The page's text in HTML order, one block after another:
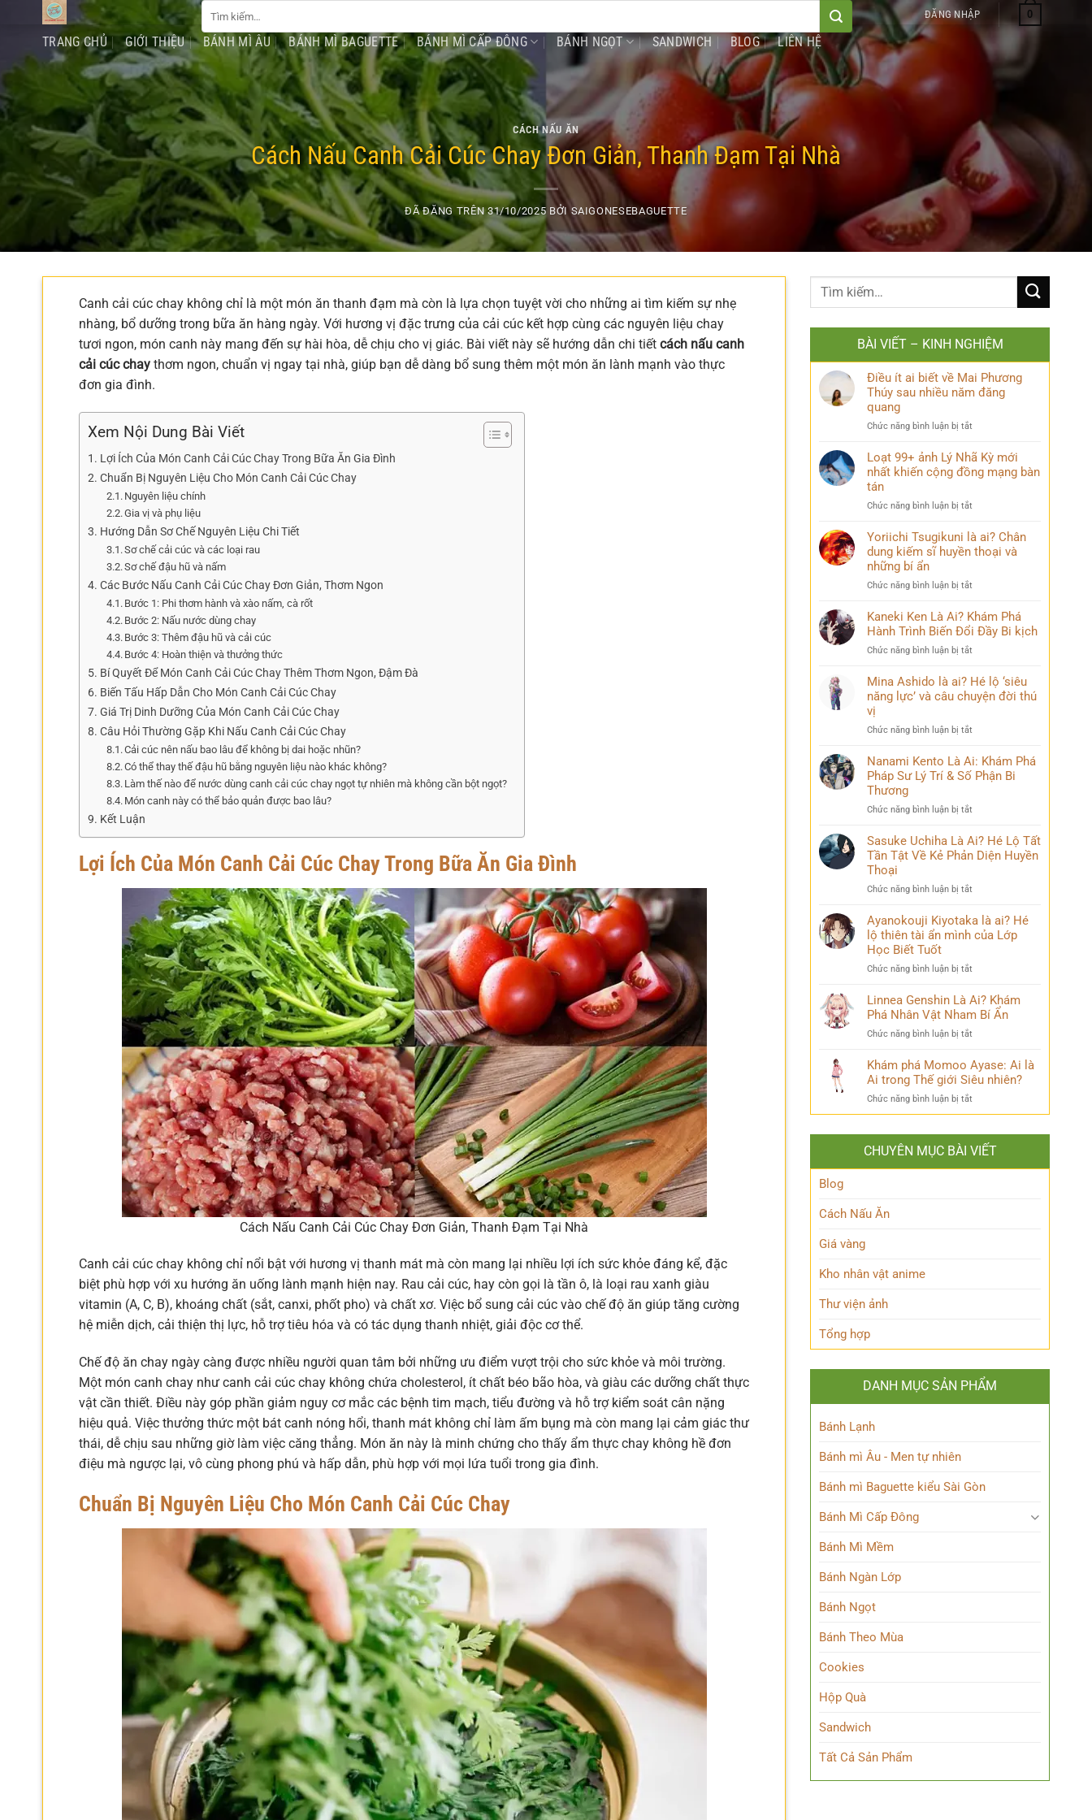
dung
Tìm
kiếm:
ĐĂNG NHẬP 0
TRANG CHỦ GIỚI THIỆU BÁNH MÌ ÂU BÁNH MÌ BAGUETTE BÁNH MÌ CẤP ĐÔNG BÁNH NGỌT SANDWICH BLOG LIÊN HỆ
CÁCH NẤU ĂN
Cách Nấu Canh Cải Cúc Chay Đơn Giản, Thanh Đạm Tại Nhà
ĐÃ ĐĂNG TRÊN31/10/2025 BỞISAIGONESEBAGUETTE
Canh cải cúc chay không chỉ là một món ăn thanh đạm mà còn là lựa chọn tuyệt vời cho những ai tìm kiếm sự nhẹ
nhàng, bổ dưỡng trong bữa ăn hàng ngày. Với hương vị đặc trưng của cải cúc kết hợp cùng các nguyên liệu chay
tươi ngon, món canh này mang đến sự hài hòa, dễ chịu cho vị giác. Bài viết này sẽ hướng dẫn chi tiết cách nấu canh
cải cúc chay thơm ngon, chuẩn vị ngay tại nhà, giúp bạn dễ dàng bổ sung thêm một món ăn lành mạnh vào thực
đơn gia đình.
Xem Nội Dung Bài Viết
Lợi Ích Của Món Canh Cải Cúc Chay Trong Bữa Ăn Gia Đình
Chuẩn Bị Nguyên Liệu Cho Món Canh Cải Cúc Chay
Nguyên liệu chính
Gia vị và phụ liệu
Hướng Dẫn Sơ Chế Nguyên Liệu Chi Tiết
Sơ chế cải cúc và các loại rau
Sơ chế đậu hũ và nấm
Các Bước Nấu Canh Cải Cúc Chay Đơn Giản, Thơm Ngon
Bước 1: Phi thơm hành và xào nấm, cà rốt
Bước 2: Nấu nước dùng chay
Bước 3: Thêm đậu hũ và cải cúc
Bước 4: Hoàn thiện và thưởng thức
Bí Quyết Để Món Canh Cải Cúc Chay Thêm Thơm Ngon, Đậm Đà
Biến Tấu Hấp Dẫn Cho Món Canh Cải Cúc Chay
Giá Trị Dinh Dưỡng Của Món Canh Cải Cúc Chay
Câu Hỏi Thường Gặp Khi Nấu Canh Cải Cúc Chay
Cải cúc nên nấu bao lâu để không bị dai hoặc nhũn?
Có thể thay thế đậu hũ bằng nguyên liệu nào khác không?
Làm thế nào để nước dùng canh cải cúc chay ngọt tự nhiên mà không cần bột ngọt?
Món canh này có thể bảo quản được bao lâu?
Kết Luận
Lợi Ích Của Món Canh Cải Cúc Chay Trong Bữa Ăn Gia Đình
Cách Nấu Canh Cải Cúc Chay Đơn Giản, Thanh Đạm Tại Nhà
Canh cải cúc chay không chỉ nổi bật với hương vị thanh mát mà còn mang lại nhiều lợi ích sức khỏe đáng kể, đặc
biệt phù hợp với xu hướng ăn uống lành mạnh hiện nay. Rau cải cúc, hay còn gọi là tần ô, là loại rau xanh giàu
vitamin (A, C, B), khoáng chất (sắt, canxi, phốt pho) và chất xơ. Việc bổ sung cải cúc vào chế độ ăn giúp tăng cường
hệ miễn dịch, cải thiện thị lực, hỗ trợ tiêu hóa và có tác dụng thanh nhiệt, giải độc cơ thể.
Chế độ ăn chay ngày càng được nhiều người quan tâm bởi những ưu điểm vượt trội cho sức khỏe và môi trường.
Một món canh chay như canh cải cúc chay không chứa cholesterol, ít chất béo bão hòa, và giàu các dưỡng chất thực
vật cần thiết. Điều này góp phần giảm nguy cơ mắc các bệnh tim mạch, tiểu đường và hỗ trợ kiểm soát cân nặng
hiệu quả. Việc thưởng thức một bát canh nóng hổi, thanh mát không chỉ làm ấm bụng mà còn mang lại cảm giác thư
thái, dễ chịu sau những giờ làm việc căng thẳng. Món ăn này là minh chứng cho thấy ẩm thực chay không hề đơn
điệu mà ngược lại, vô cùng phong phú và hấp dẫn, phù hợp với mọi lứa tuổi trong gia đình.
Chuẩn Bị Nguyên Liệu Cho Món Canh Cải Cúc Chay
BÀI VIẾT – KINH NGHIỆM
Điều ít ai biết về Mai Phương
Thúy sau nhiều năm đăng
quang
Chức năng bình luận bị tắt
ít
biết
Mai
Thúy
sau
đăng
Loạt 99+ ảnh Lý Nhã Kỳ mới
nhất khiến cộng đồng mạng bàn
tán
Chức năng bình luận bị tắt
99+
ảnh
Kỳ
nhất
khiến
đồng
bàn
tán
Yoriichi Tsugikuni là ai? Chân
dung kiếm sĩ huyền thoại và
những bí ẩn
Chức năng bình luận bị tắt
Tsugikuni
là
Chân
kiếm
sĩ
và
bí
ẩn
Kaneki Ken Là Ai? Khám Phá
Hành Trình Biến Đổi Đầy Bi kịch
Chức năng bình luận bị tắt
Ken
Ai?
Phá
Trình
Biến
Bi
Mina Ashido là ai? Hé lộ ‘siêu
năng lực’ và câu chuyện đời thú
vị
Chức năng bình luận bị tắt
Ashido
là
lộ
năng
lực’
chuyện
thú
vị
Nanami Kento Là Ai: Khám Phá
Pháp Sư Lý Trí & Số Phận Bi
Thương
Chức năng bình luận bị tắt
Kento
Là
Phá
Sư
Lý
Số
Bi
Thương
Sasuke Uchiha Là Ai? Hé Lộ Tất
Tần Tật Về Kẻ Phản Diện Huyền
Thoại
Chức năng bình luận bị tắt
Uchiha
Lộ
Tần
Tật
Kẻ
Diện
Huyền
Ayanokouji Kiyotaka là ai? Hé
lộ thiên tài ẩn mình của Lớp
Học Biết Tuốt
Chức năng bình luận bị tắt
Kiyotaka
Hé
thiên
tài
Lớp
Học
Linnea Genshin Là Ai? Khám
Phá Nhân Vật Nham Bí Ẩn
Chức năng bình luận bị tắt
Genshin
Là
Khám
Phá
Vật
Nham
Bí
Khám phá Momoo Ayase: Ai là
Ai trong Thế giới Siêu nhiên?
Chức năng bình luận bị tắt
Khám
Ayase:
Ai
CHUYÊN MỤC BÀI VIẾT
Blog
Cách Nấu Ăn
Giá vàng
Kho nhân vật anime
Thư viện ảnh
Tổng hợp
DANH MỤC SẢN PHẨM
Bánh Lạnh
Bánh mì Âu - Men tự nhiên
Bánh mì Baguette kiểu Sài Gòn
Bánh Mì Cấp Đông
Bánh Mì Mềm
Bánh Ngàn Lớp
Bánh Ngọt
Bánh Theo Mùa
Cookies
Hộp Quà
Sandwich
Tất Cả Sản Phẩm